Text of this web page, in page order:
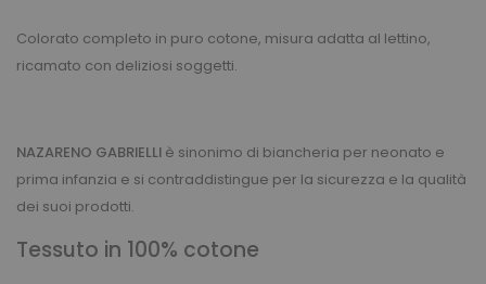
Colorato completo in puro cotone, misura adatta al lettino,
ricamato con deliziosi soggetti.
NAZARENO GABRIELLI è sinonimo di biancheria per neonato e
prima infanzia e si contraddistingue per la sicurezza e la qualità
dei suoi prodotti.
Tessuto in 100% cotone